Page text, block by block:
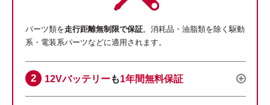
パーツ類を走行距離無制限で保証。消耗品・油脂類を除く駆動
系・電装系パーツなどに適用されます。
12Vバッテリーも1年間無料保証